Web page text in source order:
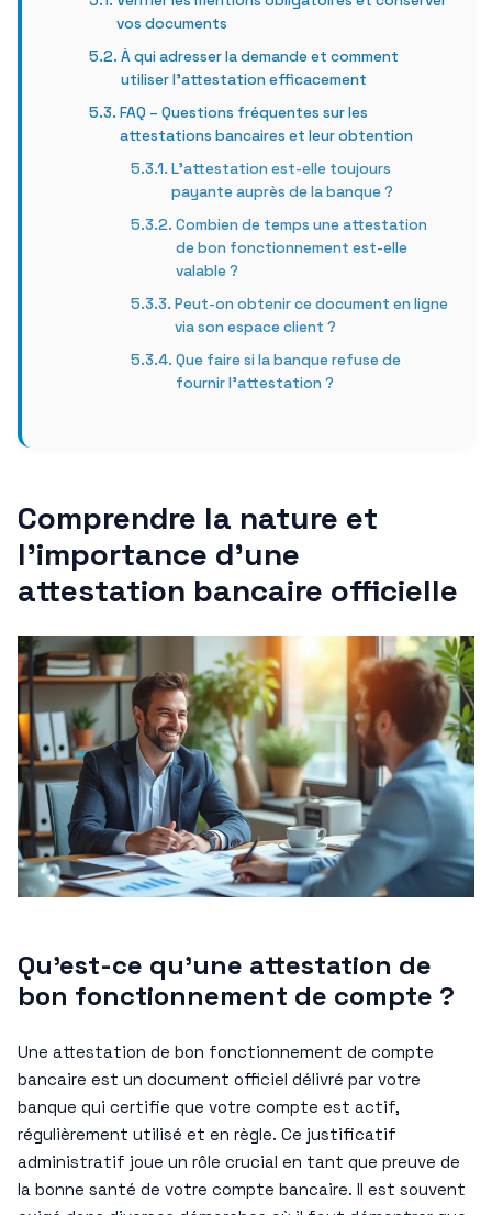
vos documents
À qui adresser la demande et comment
utiliser l’attestation efficacement
FAQ – Questions fréquentes sur les
attestations bancaires et leur obtention
L’attestation est-elle toujours
payante auprès de la banque ?
Combien de temps une attestation
de bon fonctionnement est-elle
valable ?
Peut-on obtenir ce document en ligne
via son espace client ?
Que faire si la banque refuse de
fournir l’attestation ?
Comprendre la nature et
l’importance d’une
attestation bancaire officielle
Qu’est-ce qu’une attestation de
bon fonctionnement de compte ?
Une attestation de bon fonctionnement de compte
bancaire est un document officiel délivré par votre
banque qui certifie que votre compte est actif,
régulièrement utilisé et en règle. Ce justificatif
administratif joue un rôle crucial en tant que preuve de
la bonne santé de votre compte bancaire. Il est souvent